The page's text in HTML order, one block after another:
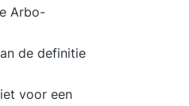
Arbo-
de definitie
voor een